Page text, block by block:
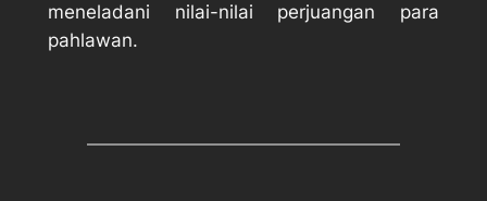
meneladani nilai-nilai perjuangan para
pahlawan.